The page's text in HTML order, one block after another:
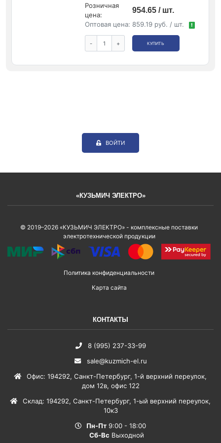
Розничная
цена:
954.65 / шт.
Оптовая цена: 859.19 руб. / шт. !
- + КУПИТЬ
ВОЙТИ
«КУЗЬМИЧ ЭЛЕКТРО»
© 2019–2026 «КУЗЬМИЧ ЭЛЕКТРО» - комплексные поставки
электротехнической продукции
Политика конфиденциальности
Карта сайта
КОНТАКТЫ
8 (995) 237-33-99
sale@kuzmich-el.ru
Офис: 194292, Санкт-Петербург, 1-й верхний переулок,
дом 12в, офис 122
Склад: 194292, Санкт-Петербург, 1-ый верхний переулок,
10к3
Пн-Пт 9:00 - 18:00
Сб-Вс Выходной